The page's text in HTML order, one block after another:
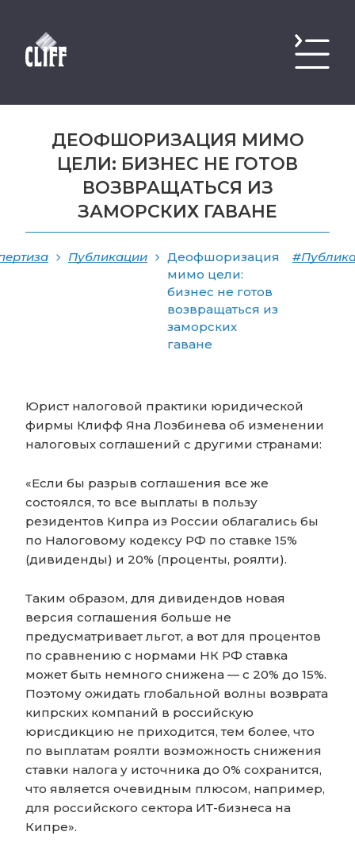
ДЕОФШОРИЗАЦИЯ МИМО
ЦЕЛИ: БИЗНЕС НЕ ГОТОВ
ВОЗВРАЩАТЬСЯ ИЗ
ЗАМОРСКИХ ГАВАНЕ
Публикации
Деофшоризация
мимо цели:
бизнес не готов
возвращаться из
заморских
гаване
Юрист налоговой практики юридической
фирмы Клифф Яна Лозбинева об изменении
налоговых соглашений с другими странами:
«Если бы разрыв соглашения все же
состоялся, то все выплаты в пользу
резидентов Кипра из России облагались бы
по Налоговому кодексу РФ по ставке 15%
(дивиденды) и 20% (проценты, роялти).
Таким образом, для дивидендов новая
версия соглашения больше не
предусматривает льгот, а вот для процентов
по сравнению с нормами НК РФ ставка
может быть немного снижена — с 20% до 15%.
Поэтому ожидать глобальной волны возврата
кипрских компаний в российскую
юрисдикцию не приходится, тем более, что
по выплатам роялти возможность снижения
ставки налога у источника до 0% сохранится,
что является очевидным плюсом, например,
для российского сектора ИТ-бизнеса на
Кипре».